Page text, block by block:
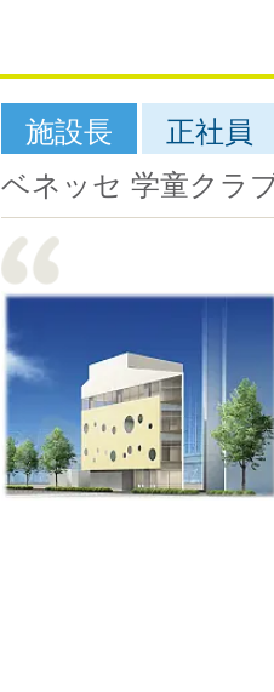
施設長
正社員
ベネッセ 学童クラ